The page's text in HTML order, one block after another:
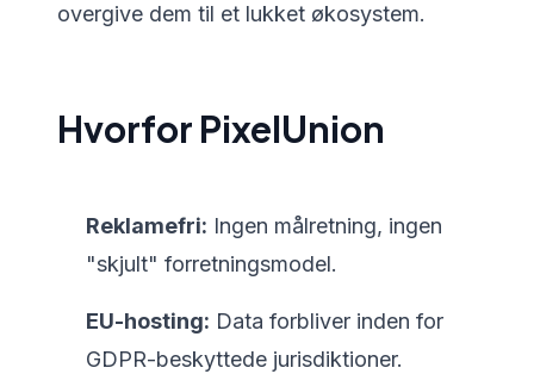
overgive dem til et lukket økosystem.
Hvorfor PixelUnion
Reklamefri: Ingen målretning, ingen
"skjult" forretningsmodel.
EU-hosting: Data forbliver inden for
GDPR-beskyttede jurisdiktioner.